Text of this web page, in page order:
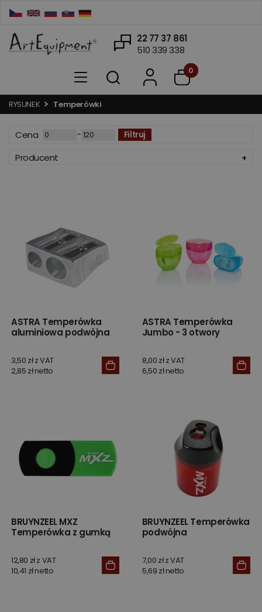
22 77 37 861
510 339 338
0
RYSUNEK Temperówki
Cena - Filtruj
Producent
ASTRA Temperówka
aluminiowa podwójna
3,50 zł z VAT
2,85 zł netto
ASTRA Temperówka
Jumbo - 3 otwory
8,00 zł z VAT
6,50 zł netto
BRUYNZEEL MXZ
Temperówka z gumką
12,80 zł z VAT
10,41 zł netto
BRUYNZEEL Temperówka
podwójna
7,00 zł z VAT
5,69 zł netto